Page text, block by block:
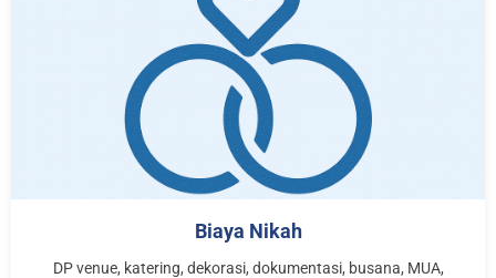
Biaya Nikah
DP venue, katering, dekorasi, dokumentasi, busana, MUA,